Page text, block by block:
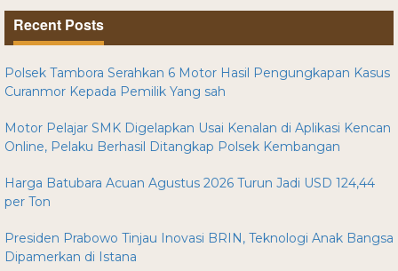
Recent Posts
Polsek Tambora Serahkan 6 Motor Hasil Pengungkapan Kasus
Curanmor Kepada Pemilik Yang sah
Motor Pelajar SMK Digelapkan Usai Kenalan di Aplikasi Kencan
Online, Pelaku Berhasil Ditangkap Polsek Kembangan
Harga Batubara Acuan Agustus 2026 Turun Jadi USD 124,44
per Ton
Presiden Prabowo Tinjau Inovasi BRIN, Teknologi Anak Bangsa
Dipamerkan di Istana